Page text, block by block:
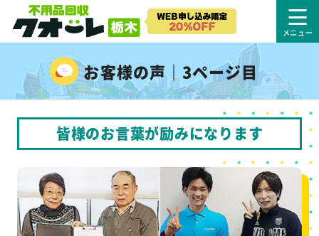
お客様の声｜3ページ目
皆様のお言葉が励みになります